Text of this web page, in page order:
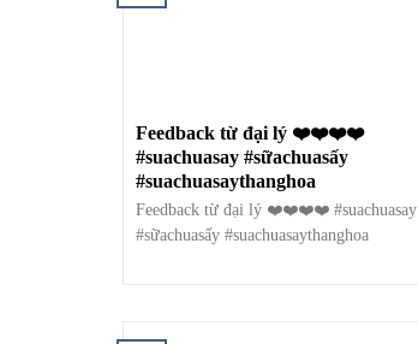
Feedback từ đại lý ❤️❤️❤️❤️
#suachuasay #sữachuasấy
#suachuasaythanghoa
Feedback từ đại lý ❤️❤️❤️❤️ #suachuasay
#sữachuasấy #suachuasaythanghoa